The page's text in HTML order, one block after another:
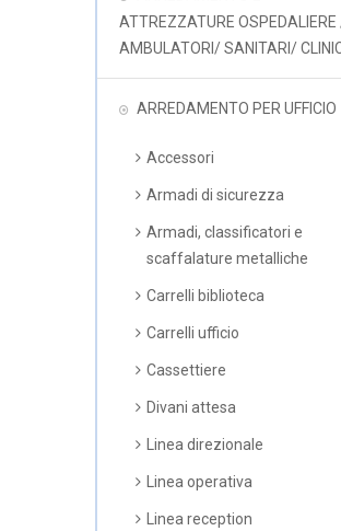
ATTREZZATURE
AMBULATORI/ SANITARI/
ARREDAMENTO PER UFFICIO
Accessori
Armadi di sicurezza
Armadi, classificatori e
scaffalature metalliche
Carrelli biblioteca
Carrelli ufficio
Cassettiere
Divani attesa
Linea direzionale
Linea operativa
Linea reception